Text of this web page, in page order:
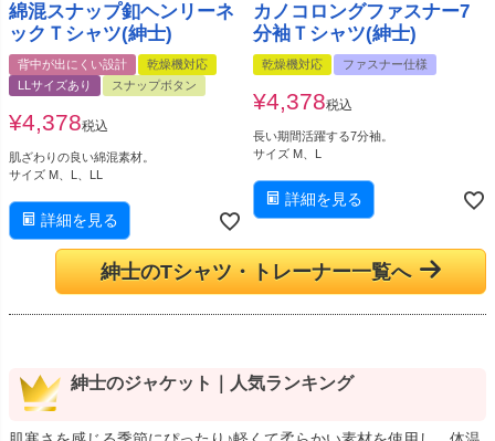
綿混スナップ釦ヘンリーネ
ックＴシャツ(紳士)
背中が出にくい設計
乾燥機対応
LLサイズあり
スナップボタン
¥4,378税込
肌ざわりの良い綿混素材。
サイズ M、L、LL
詳細を見る
カノコロングファスナー7
分袖Ｔシャツ(紳士)
乾燥機対応 ファスナー仕様
¥4,378税込
長い期間活躍する7分袖。
サイズ M、L
詳細を見る
紳士のTシャツ・トレーナー一覧へ
紳士のジャケット｜人気ランキング